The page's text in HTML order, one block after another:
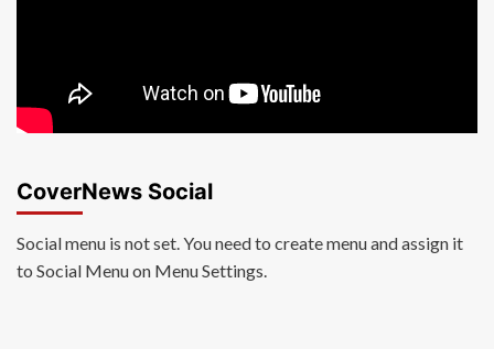
CoverNews Social
Social menu is not set. You need to create menu and assign it
to Social Menu on Menu Settings.